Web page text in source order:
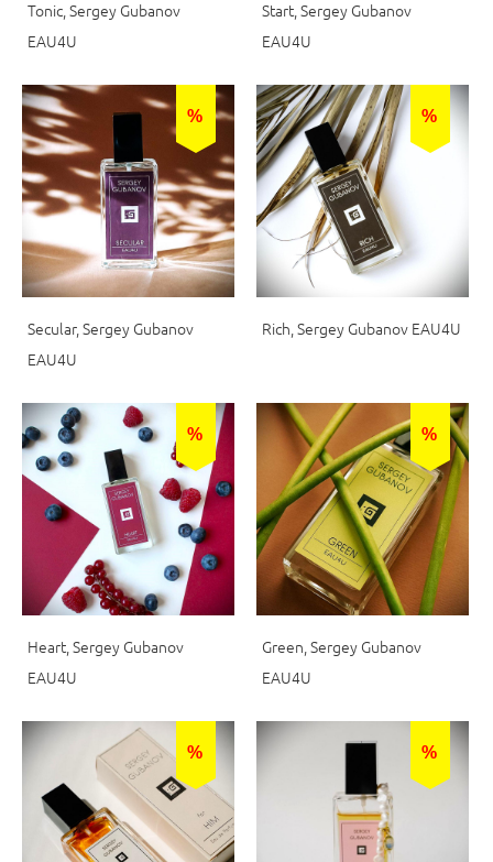
Tonic, Sergey Gubanov
EAU4U
Start, Sergey Gubanov
EAU4U
%
Secular, Sergey Gubanov
EAU4U
%
Rich, Sergey Gubanov EAU4U
%
Heart, Sergey Gubanov
EAU4U
%
Green, Sergey Gubanov
EAU4U
% %